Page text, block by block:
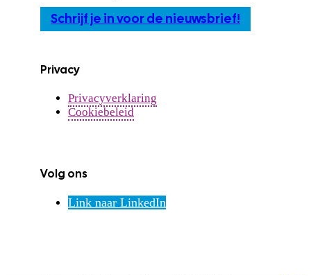
Schrijf je in voor de nieuwsbrief!
Privacy
Privacyverklaring
Cookiebeleid
Volg ons
Link naar LinkedIn